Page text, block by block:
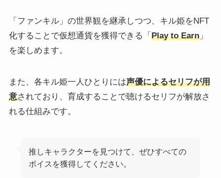
「ファンキル」の世界観を継承しつつ、キル姫をNFT
化することで仮想通貨を獲得できる「 Play to Earn」
を楽しめます。
また、各キル姫一人ひとりには声優によるセリフが用
意されており、育成することで聴けるセリフが解放さ
れる仕組みです。
推しキャラクターを見つけて、ぜひすべての
ボイスを獲得してください。